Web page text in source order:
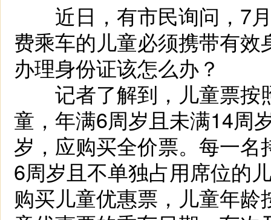
近日，有市民询问，7月
费乘车的儿童必须携带有
办理身份证该怎么办？
记者了解到，儿童票按
童，年满6周岁且未满14周
岁，应购买全价票。每一
6周岁且不单独占用席位的
购买儿童优惠票，儿童年